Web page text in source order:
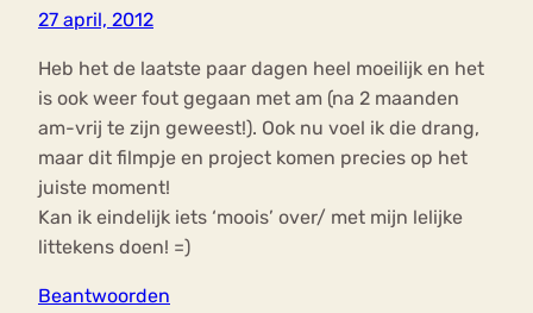
27 april, 2012
Heb het de laatste paar dagen heel moeilijk en het
is ook weer fout gegaan met am (na 2 maanden
am-vrij te zijn geweest!). Ook nu voel ik die drang,
maar dit filmpje en project komen precies op het
juiste moment!
Kan ik eindelijk iets ‘moois’ over/ met mijn lelijke
littekens doen! =)
Beantwoorden